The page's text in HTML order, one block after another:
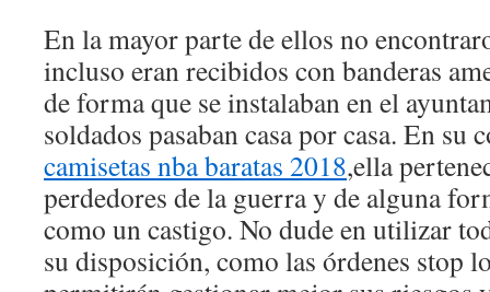
En la mayor parte de ellos no
incluso eran recibidos con banderas
de forma que se instalaban en el
soldados pasaban casa por casa. En su
camisetas nba baratas 2018,ella
perdedores de la guerra y de alguna
como un castigo. No dude en utilizar
su disposición, como las órdenes stop